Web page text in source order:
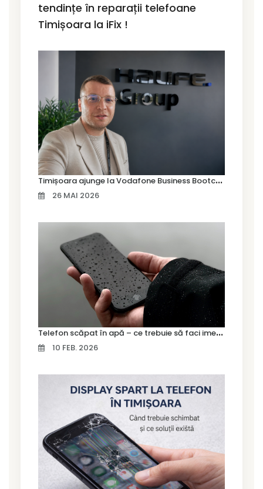
tendințe în reparații telefoane
Timișoara la iFix !
T
imișoara ajunge la Vodafone Business Bootcamp prin Marius Cermian de la Armour România
26 MAI 2026
T
elefon scăpat în apă – ce trebuie să faci imediat și ce greșeli să eviți
10 FEB. 2026